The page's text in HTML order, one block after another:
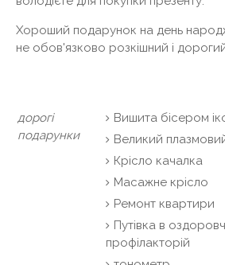
Хороший подарунок на день
не обов'язково розкішний і
дорогі
подарунки
Вишита бісером
Великий
Крісло качалка
Масажне крісло
Ремонт квартири
Путівка в
профілакторій